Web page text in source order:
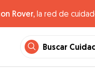
Rover, la red de
Buscar